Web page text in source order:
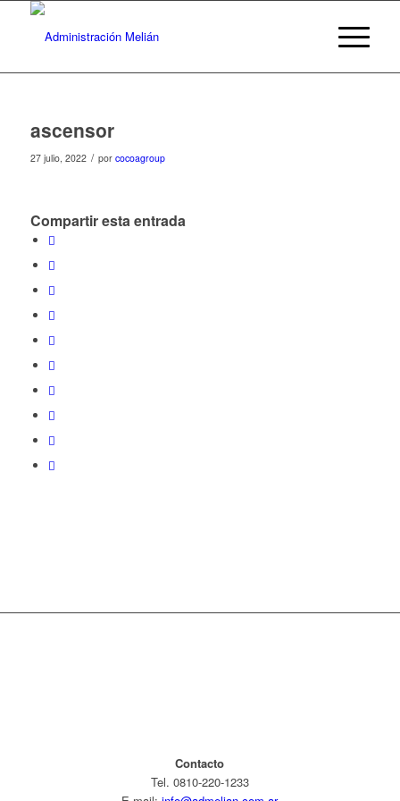
ascensor
27 julio, 2022 / por cocoagroup
Compartir esta entrada
Contacto
Tel. 0810-220-1233